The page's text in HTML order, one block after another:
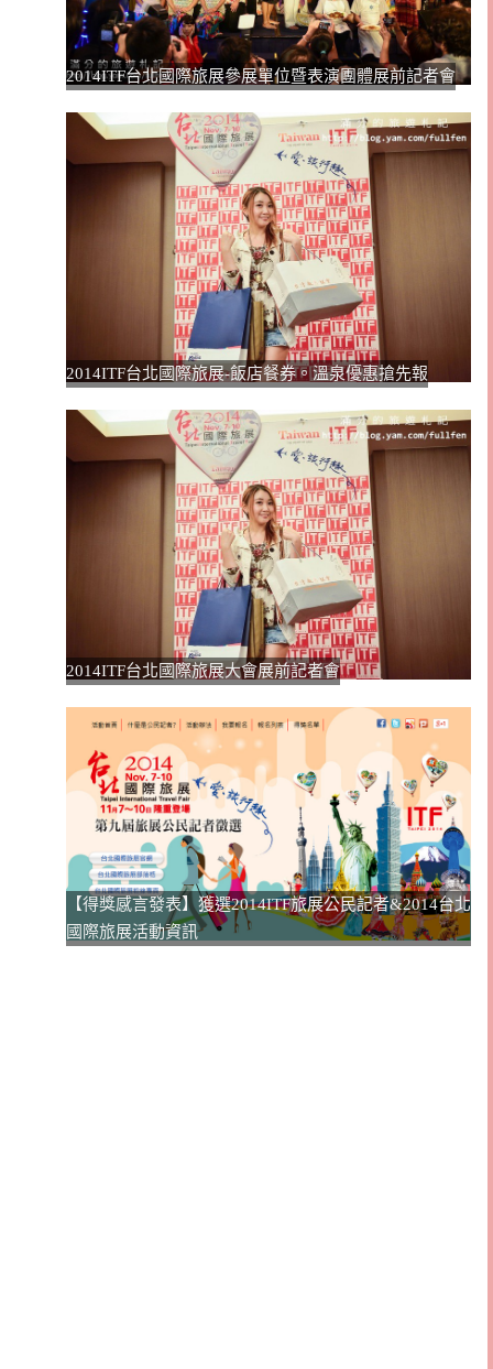
2014ITF台北國際旅展參展單位暨表演團體展前記者會
2014ITF台北國際旅展-飯店餐券。溫泉優惠搶先報
2014ITF台北國際旅展大會展前記者會
【得獎感言發表】獲選2014ITF旅展公民記者&2014台北
國際旅展活動資訊